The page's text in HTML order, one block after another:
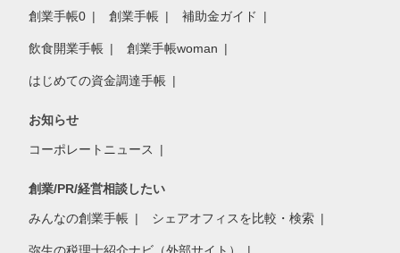
創業手帳0 創業手帳 補助金ガイド
飲食開業手帳 創業手帳woman
はじめての資金調達手帳
お知らせ
コーポレートニュース
創業/PR/経営相談したい
みんなの創業手帳 シェアオフィスを比較・検索